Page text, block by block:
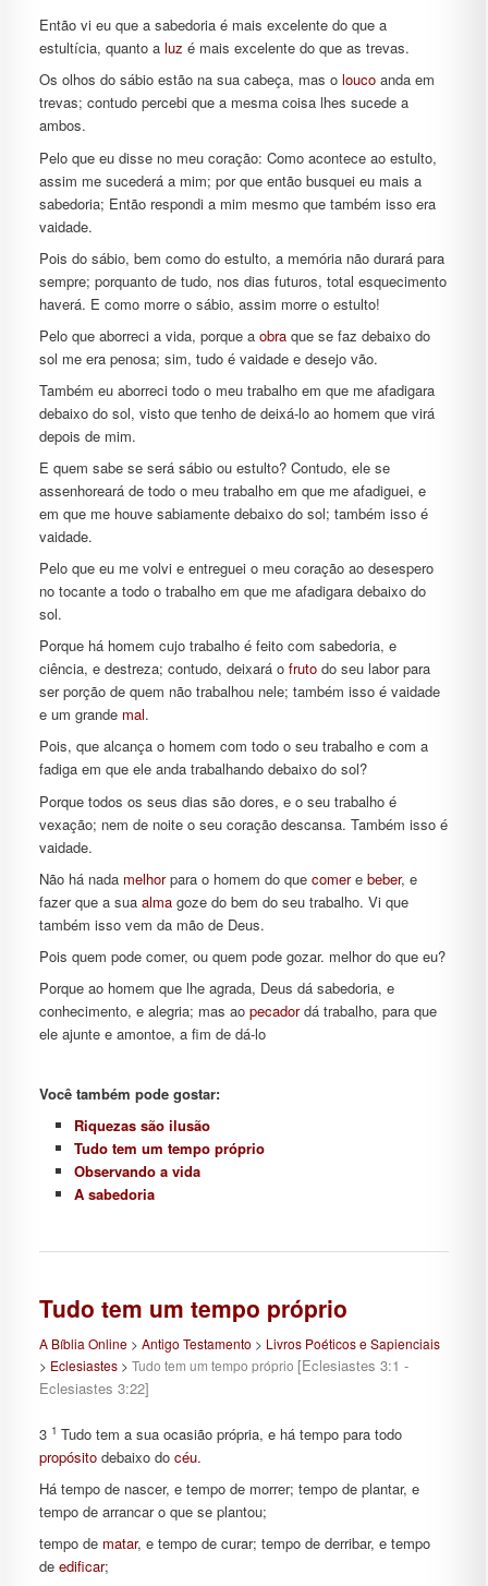
Então vi eu que a sabedoria é mais excelente do que a
estultícia, quanto a luz é mais excelente do que as trevas.
Os olhos do sábio estão na sua cabeça, mas o loucoanda em
trevas; contudo percebi que a mesma coisa lhes sucede a
ambos.
Pelo que eu disse no meu coração: Como acontece ao estulto,
assim me sucederá a mim; por que então busquei eu mais a
sabedoria; Então respondi a mim mesmo que também isso era
vaidade.
Pois do sábio, bem como do estulto, a memória não durará para
sempre; porquanto de tudo, nos dias futuros, total esquecimento
haverá. E como morre o sábio, assim morre o estulto!
Pelo que aborreci a vida, porque a obraque se faz debaixo do
sol me era penosa; sim, tudo é vaidade e desejo vão.
Também eu aborreci todo o meu trabalho em que me afadigara
debaixo do sol, visto que tenho de deixá-lo ao homem que virá
depois de mim.
E quem sabe se será sábio ou estulto? Contudo, ele se
assenhoreará de todo o meu trabalho em que me afadiguei, e
em que me houve sabiamente debaixo do sol; também isso é
vaidade.
Pelo que eu me volvi e entreguei o meu coração ao desespero
no tocante a todo o trabalho em que me afadigara debaixo do
sol.
Porque há homem cujo trabalho é feito com sabedoria, e
ciência, e destreza; contudo, deixará o frutodo seu labor para
ser porção de quem não trabalhou nele; também isso é vaidade
e um grande mal.
Pois, que alcança o homem com todo o seu trabalho e com a
fadiga em que ele anda trabalhando debaixo do sol?
Porque todos os seus dias são dores, e o seu trabalho é
vexação; nem de noite o seu coração descansa. Também isso é
vaidade.
Não há nada melhorpara o homem do que comere beber, e
fazer que a sua almagoze do bem do seu trabalho. Vi que
também isso vem da mão de Deus.
Pois quem pode comer, ou quem pode gozar. melhor do que eu?
Porque ao homem que lhe agrada, Deus dá sabedoria, e
conhecimento, e alegria; mas ao pecadordá trabalho, para que
ele ajunte e amontoe, a fim de dá-lo
Você também pode gostar:
Riquezas são ilusão
Tudo tem um tempo próprio
Observando a vida
A sabedoria
Tudo tem um tempo próprio
A Bíblia Online> Antigo Testamento > Livros Poéticos e Sapienciais
> Eclesiastes> Tudo tem um tempo próprio [Eclesiastes 3:1 -
Eclesiastes 3:22]
3 1 Tudo tem a sua ocasião própria, e há tempo para todo
propósitodebaixo do céu.
Há tempo de nascer, e tempo de morrer; tempo de plantar, e
tempo de arrancar o que se plantou;
tempo de matar, e tempo de curar; tempo de derribar, e tempo
de edificar;